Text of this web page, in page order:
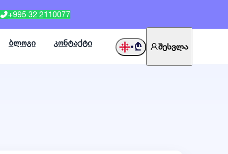
+995 32 2110077
ბლოგი კონტაქტი •₾ შესვლა